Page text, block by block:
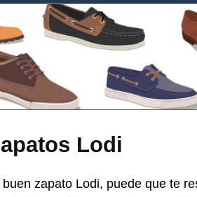
Lodi
zapato Lodi, puede que te